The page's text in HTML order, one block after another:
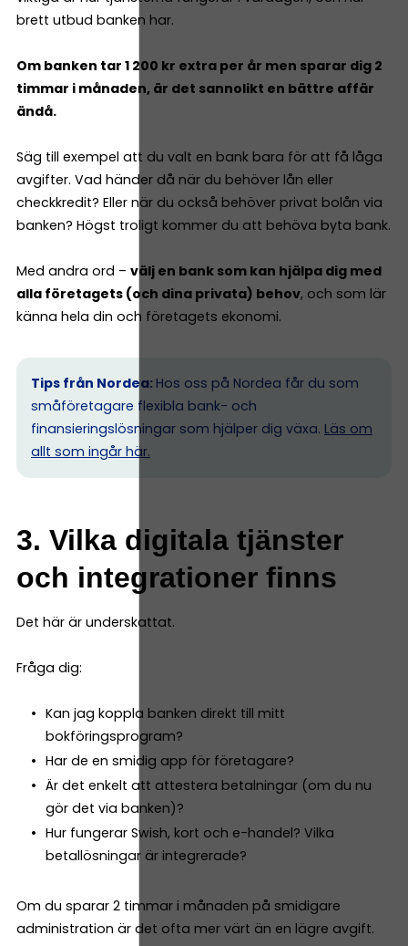
brett utbud banken har.
Om banken tar 1 200 kr extra per år men sparar dig 2
timmar i månaden, är det sannolikt en bättre affär
ändå.
Säg till exempel att du valt en bank bara för att få låga
avgifter. Vad händer då när du behöver lån eller
checkkredit? Eller när du också behöver privat bolån via
banken? Högst troligt kommer du att behöva byta bank.
Med andra ord – välj en bank som kan hjälpa dig med
alla företagets (och dina privata) behov, och som lär
känna hela din och företagets ekonomi.
Tips från Nordea: Hos oss på Nordea får du som
småföretagare flexibla bank- och
finansieringslösningar som hjälper dig växa. Läs om
allt som ingår här.
3. Vilka digitala tjänster
och integrationer finns
Det här är underskattat.
Fråga dig:
Kan jag koppla banken direkt till mitt
bokföringsprogram?
Har de en smidig app för företagare?
Är det enkelt att attestera betalningar (om du nu
gör det via banken)?
Hur fungerar Swish, kort och e-handel? Vilka
betallösningar är integrerade?
Om du sparar 2 timmar i månaden på smidigare
administration är det ofta mer värt än en lägre avgift.